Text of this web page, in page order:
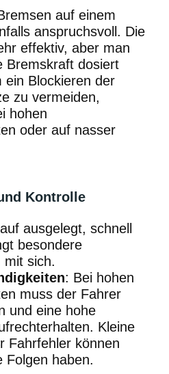
auf einem
anspruchsvoll. Die
effektiv, aber man
Bremskraft dosiert
ein Blockieren der
zu vermeiden,
hohen
oder auf nasser
Kontrolle
ausgelegt, schnell
besondere
mit sich.
: Bei hohen
muss der Fahrer
und eine hohe
Kleine
Fahrfehler können
Folgen haben.